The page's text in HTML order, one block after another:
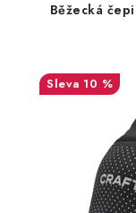
Běžecká
10 %